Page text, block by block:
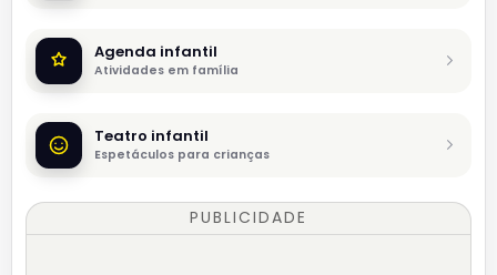
Agenda infantil
Atividades em família
Teatro infantil
Espetáculos para crianças
PUBLICIDADE